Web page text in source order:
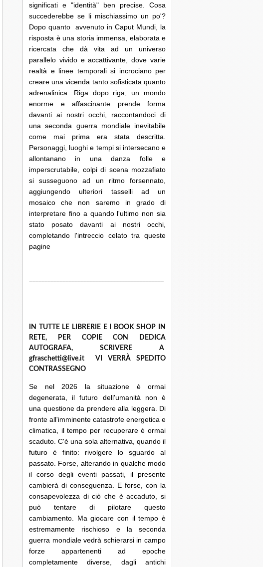
significati e "identità" ben precise. Cosa
succederebbe se li mischiassimo un po'?
Dopo quanto avvenuto in Caput Mundi, la
risposta è una storia immensa, elaborata e
ricercata che dà vita ad un universo
parallelo vivido e accattivante, dove varie
realtà e linee temporali si incrociano per
creare una vicenda tanto sofisticata quanto
adrenalinica. Riga dopo riga, un mondo
enorme e affascinante prende forma
davanti ai nostri occhi, raccontandoci di
una seconda guerra mondiale inevitabile
come mai prima era stata descritta.
Personaggi, luoghi e tempi si intersecano e
allontanano in una danza folle e
imperscrutabile, colpi di scena mozzafiato
si susseguono ad un ritmo forsennato,
aggiungendo ulteriori tasselli ad un
mosaico che non saremo in grado di
interpretare fino a quando l'ultimo non sia
stato posato davanti ai nostri occhi,
completando l'intreccio celato tra queste
pagine
IN TUTTE LE LIBRERIE E I BOOK SHOP IN
RETE, PER COPIE CON DEDICA
AUTOGRAFA, SCRIVERE A
gfraschetti@live.it VI VERRÀ SPEDITO
CONTRASSEGNO
Se nel 2026 la situazione è ormai
degenerata, il futuro dell'umanità non è
una questione da prendere alla leggera. Di
fronte all'imminente catastrofe energetica e
climatica, il tempo per recuperare è ormai
scaduto. C'è una sola alternativa, quando il
futuro è finito: rivolgere lo sguardo al
passato. Forse, alterando in qualche modo
il corso degli eventi passati, il presente
cambierà di conseguenza. E forse, con la
consapevolezza di ciò che è accaduto, si
può tentare di pilotare questo
cambiamento. Ma giocare con il tempo è
estremamente rischioso e la seconda
guerra mondiale vedrà schierarsi in campo
forze appartenenti ad epoche
completamente diverse, dagli antichi